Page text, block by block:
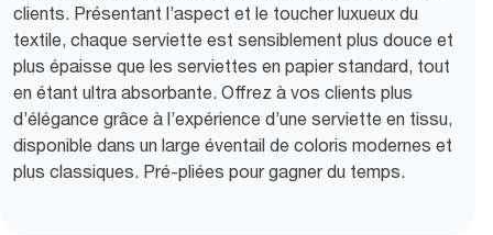
clients. Présentant l’aspect et le toucher luxueux du
textile, chaque serviette est sensiblement plus douce et
plus épaisse que les serviettes en papier standard, tout
en étant ultra absorbante. Offrez à vos clients plus
d’élégance grâce à l’expérience d’une serviette en tissu,
disponible dans un large éventail de coloris modernes et
plus classiques. Pré-pliées pour gagner du temps.